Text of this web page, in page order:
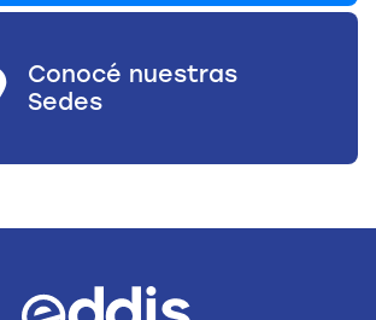
Conocé nuestras
Sedes